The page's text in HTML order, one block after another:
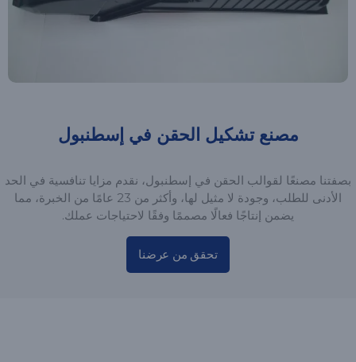
مصنع تشكيل الحقن في إسطنبول
بصفتنا مصنعًا لقوالب الحقن في إسطنبول، نقدم مزايا تنافسية في الحد
الأدنى للطلب، وجودة لا مثيل لها، وأكثر من 23 عامًا من الخبرة، مما
يضمن إنتاجًا فعالًا مصممًا وفقًا لاحتياجات عملك.
تحقق من عرضنا